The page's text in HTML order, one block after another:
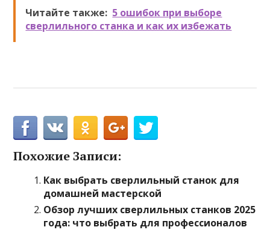
Читайте также: 5 ошибок при выборе
сверлильного станка и как их избежать
Похожие Записи:
Как выбрать сверлильный станок для
домашней мастерской
Обзор лучших сверлильных станков 2025
года: что выбрать для профессионалов